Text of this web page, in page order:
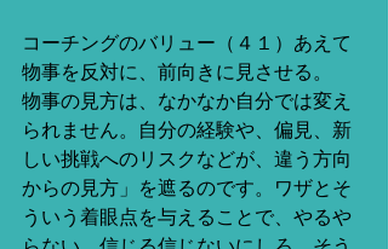
コーチングのバリュー（４１）あえて
物事を反対に、前向きに見させる。
物事の見方は、なかなか自分では変え
られません。自分の経験や、偏見、新
しい挑戦へのリスクなどが、違う方向
からの見方」を遮るのです。ワザとそ
ういう着眼点を与えることで、やるや